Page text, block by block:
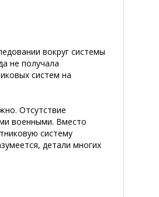
вокруг системы
не получала
систем на
Отсутствие
военными. Вместо
систему
детали многих